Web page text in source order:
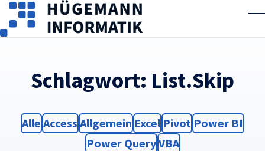
Skip to main content
Schlagwort: List.Skip
Filter
Alle Filter
Access Filter
Allgemein Filter
Excel Filter
Pivot Filter
Power BI
Filter
Power QueryFilter
VBA